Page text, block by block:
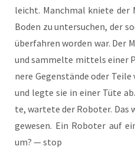
leicht. Manch­mal knie­te der
Boden zu unter­su­chen, der
über­fah­ren wor­den war. Der
und sam­mel­te mit­tels einer
ne­re Gegen­stän­de oder
und leg­te sie in einer Tüte
te, war­te­te der Robo­ter. Das
gewe­sen. Ein Robo­ter auf
um? — stop